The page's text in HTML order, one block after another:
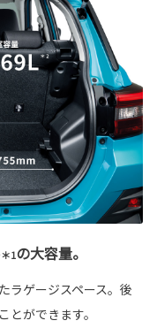
＊1の大容量。
ラゲージスペース。後
ができます。